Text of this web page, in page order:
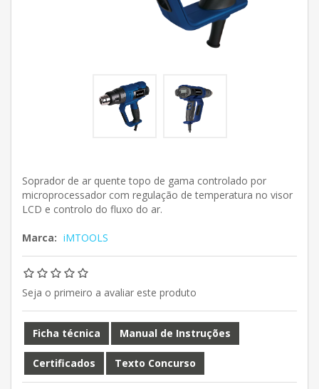
Soprador de ar quente topo de gama controlado por
microprocessador com regulação de temperatura no visor
LCD e controlo do fluxo do ar.
Marca: iMTOOLS
Seja o primeiro a avaliar este produto
Ficha técnica Manual de Instruções
Certificados Texto Concurso